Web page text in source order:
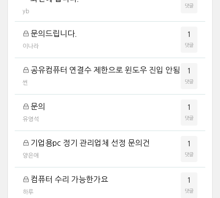
yb
댓글
문의드립니다.
이나라
1
댓글
공유컴퓨터 연결수 제한으로 윈도우 진입 안됨
썬
1
댓글
문의
유영석
1
댓글
기업용pc 정기 관리업체 선정 문의건
양은애
1
댓글
컴퓨터 수리 가능한가요
하루
1
댓글